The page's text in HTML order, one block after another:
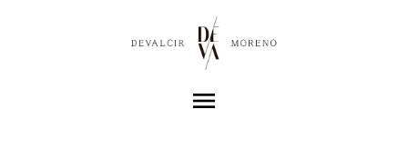
menu